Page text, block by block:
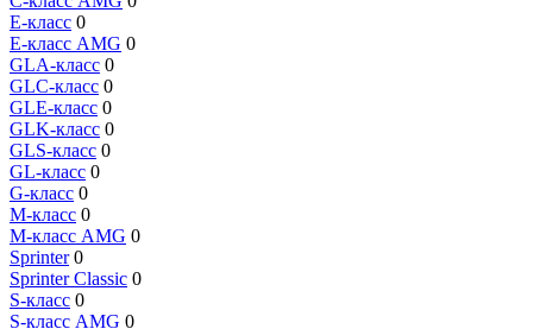
E-класс 0
E-класс AMG 0
GLA-класс 0
GLC-класс 0
GLE-класс 0
GLK-класс 0
GLS-класс 0
GL-класс 0
G-класс 0
M-класс 0
M-класс AMG 0
Sprinter 0
Sprinter Classic 0
S-класс 0
S-класс AMG 0